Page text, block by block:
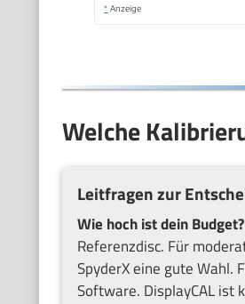
* Anzeige
Welche
Leitfragen zur
Wie hoch ist dein Budget?
Referenzdisc. Für
SpyderX eine gute Wahl.
Software. DisplayCAL ist